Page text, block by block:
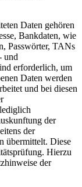
Daten gehören
Bankdaten, wie
Passwörter, TANs
und
erforderlich, um
Daten werden
und bei diesen
der
der
übermittelt. Diese
Hierzu
der